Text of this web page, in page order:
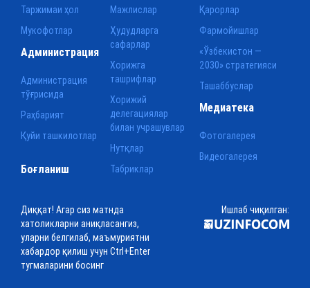
Таржимаи ҳол
Мукофотлар
Мажлислар
Ҳудудларга
сафарлар
Хорижга
ташрифлар
Хорижий
делегациялар
билан учрашувлар
Нутқлар
Табриклар
Қарорлар
Фармойишлар
«Ўзбекистон —
2030» стратегияси
Ташаббуслар
Администрация
Администрация
тўғрисида
Раҳбарият
Қуйи ташкилотлар
Медиатека
Фотогалерея
Видеогалерея
Боғланиш
Диққат! Агар сиз матнда
хатоликларни аниқласангиз,
уларни белгилаб, маъмуриятни
хабардор қилиш учун Ctrl+Enter
тугмаларини босинг
Ишлаб чиқилган: